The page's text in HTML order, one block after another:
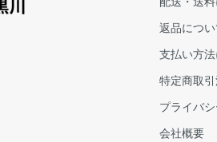
返品につい
支払い方
特定商取
プライバ
会社概要